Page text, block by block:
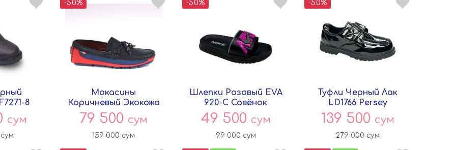
8
сум
сум
-50%
Мокасины
Коричневый Экокожа
17911-1 Persey
79 500 сум
159 000сум
-50%
Шлепки Розовый EVA
920-C Совёнок
49 500 сум
99 000сум
-50%
Туфли Черный Лак
LD1766 Persey
139 500 сум
279 000сум